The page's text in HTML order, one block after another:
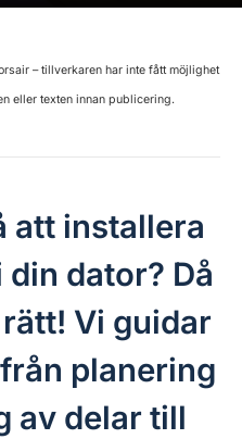
– tillverkaren har inte fått möjlighet
eller texten innan publicering.
att installera
dator? Då
Vi guidar
planering
av delar till